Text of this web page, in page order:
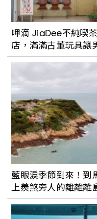
呷滴 JiaDee不純喫
店，滿滿古董玩具讓
藍眼淚季節到來！到
上羨煞旁人的離離離